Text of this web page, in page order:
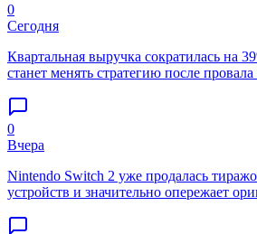
0
Сегодня
Квартальная выручка сократилась на
станет менять стратегию после
0
Вчера
Nintendo Switch 2 уже продалась
устройств и значительно опережает